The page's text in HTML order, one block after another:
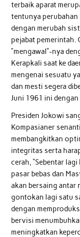
terbaik aparat
tentunya
dengan merubah
pejabat pemerintah.
“mengawal”-nya
Kerapkali saat ke
mengenai sesuatu
dan mesti segera
Juni 1961 ini dengan
Presiden Jokowi
Kompasianer
membangkitkan
integritas serta
cerah, “Sebentar
pasar bebas dan
akan bersaing antar
gontokan lagi satu
dengan
bervisi
meningkatkan